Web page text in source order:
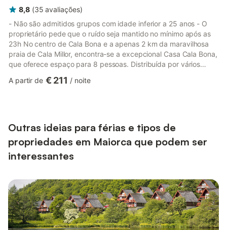
8,8 (35 avaliações)
- Não são admitidos grupos com idade inferior a 25 anos - O
proprietário pede que o ruído seja mantido no mínimo após as
23h No centro de Cala Bona e a apenas 2 km da maravilhosa
praia de Cala Millor, encontra-se a excepcional Casa Cala Bona,
que oferece espaço para 8 pessoas. Distribuída por vários
moderna dispõe de 4 quartos, 3 casas de banho, 3 salas de
A partir de € 211 / noite
Outras ideias para férias e tipos de
propriedades em Maiorca que podem ser
interessantes